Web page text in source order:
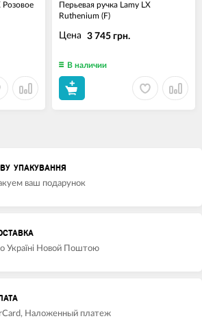
Розовое
Перьевая ручка Lamy LX
Ruthenium (F)
Цена 3 745 грн.
В наличии
УПАКУВАННЯ
ваш подарунок
Україні Новой Поштою
Наложенный платеж